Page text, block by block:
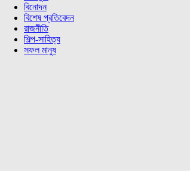
বিনোদন
বিশেষ প্রতিবেদন
রাজনীতি
শিল্প-সাহিত্য
সফল মানুষ